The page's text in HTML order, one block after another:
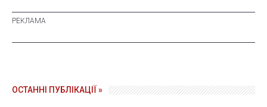
ОСТАННІ ПУБЛІКАЦІЇ »